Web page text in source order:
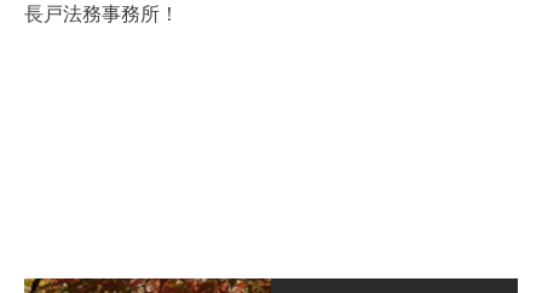
長戸法務事務所！